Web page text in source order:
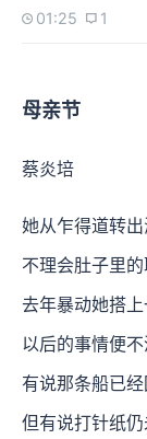
01:25 1
母亲节
蔡炎培
她从乍得道转出
不理会肚子里
去年暴动她搭
以后的事情便不
有说那条船已
但有说打针纸仍